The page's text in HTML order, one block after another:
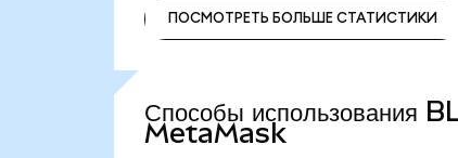
ПОСМОТРЕТЬ БОЛЬШЕ СТАТИСТИКИ
Способы использования
MetaMask